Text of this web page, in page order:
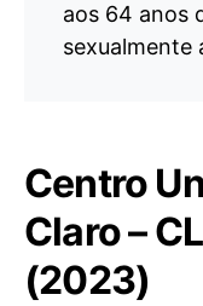
aos 64 anos
sexualmente
Centro
Claro –
(2023)